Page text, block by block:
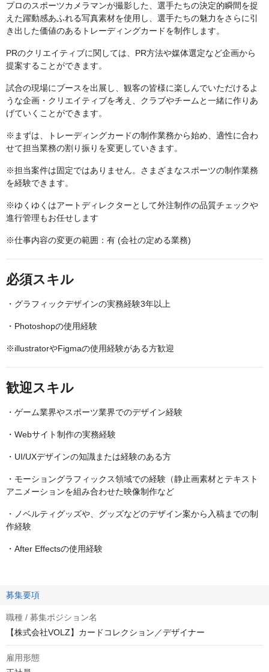
プロのスポーツカメラマンが撮影した、選手たちの決定的瞬間を捉
えた躍動感あふれる写真素材を使用し、選手たちの魅力をさらに引
き出した価値のあるトレーディングカードを制作します。
PRのクリエイティブに関しては、PR方法や媒体選定など企画から
提案することができます。
試合の現場にブースを出展し、観客の皆様に楽しんでいただけるよ
うな企画・クリエイティブを考え、クラブやチームと一緒に作りあ
げていくことができます。
※まずは、トレーディングカードの制作業務から始め、適性に合わ
せて担当業務の割り振りを変更していきます。
※担当案件は固定ではありません。さまざまなスポーツの制作業務
を経験できます。
※ゆくゆくはアートディレクターとして外注制作の品質チェックや
進行管理もお任せします
※仕事内容の変更の範囲：有 (会社の定める業務)
必須スキル
・グラフィックデザインの実務経験3年以上
・Photoshopの使用経験
※illustratorやFigmaの使用経験がある方歓迎
歓迎スキル
・ゲーム業界やスポーツ業界でのデザイン経験
・Webサイト制作の実務経験
・UI/UXデザインの知識または経験のある方
・モーショングラフィックス領域での経験（静止画素材とテキスト
アニメーションを組み合わせた映像制作など
・ノベルティグッズや、グッズなどのデザイン案から入稿までの制
作経験
・After Effectsの使用経験
募集要項
職種 / 募集ポジション名
【株式会社VOLZ】カードコレクション／デザイナー
雇用形態